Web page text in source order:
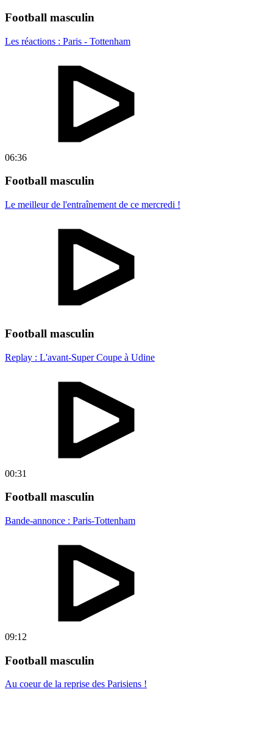
Football masculin
Les réactions : Paris - Tottenham
06:36
Football masculin
Le meilleur de l'entraînement de ce mercredi !
Football masculin
Replay : L'avant-Super Coupe à Udine
00:31
Football masculin
Bande-annonce : Paris-Tottenham
09:12
Football masculin
Au coeur de la reprise des Parisiens !